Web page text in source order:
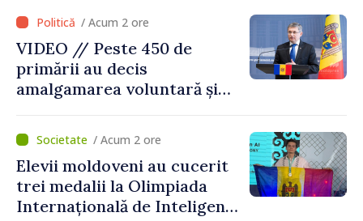
Republica Moldova merge în
direcția corectă”
/ Acum 2 ore
VIDEO // Peste 450 de
primării au decis
amalgamarea voluntară și
pentru investiții. Igor
Grosu: „Este important să
depășim blocajele și să dăm o
șansă localităților să se
dezvolte”
/ Acum 2 ore
Elevii moldoveni au cucerit
trei medalii la Olimpiada
Internațională de Inteligență